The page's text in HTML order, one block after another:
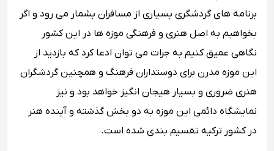
برنامه ‌های گردشگری بسیاری از مسافران بشمار می رود و اگر
بخواهیم به اصل هنری و فرهنگی موزه ‌ها در این کشور
نگاهی عمیق کنیم به جرات می ‌توان ادعا کرد که بازدید از
این موزه مدرن برای دوستداران فرهنگ و همچنین گردشگران
هنری ضروری و بسیار هیجان انگیز خواهد بود و نیز
نمایشگاه دائمی این موزه به دو بخش گذشته و آینده هنر
در کشور ترکیه تقسیم بندی شده است.